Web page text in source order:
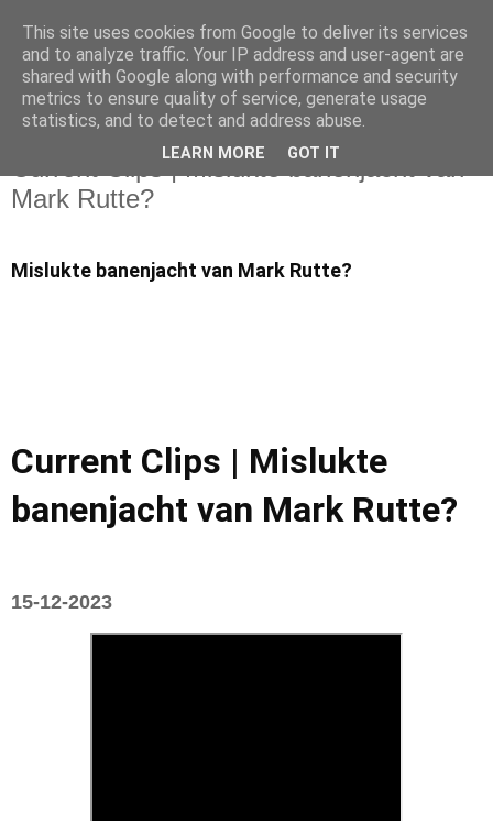
vrijdag 15 december 2023
Current Clips | Mislukte banenjacht van
Mark Rutte?
Mislukte banenjacht van Mark Rutte?
Current Clips | Mislukte
banenjacht van Mark Rutte?
15-12-2023
This site uses cookies from Google to deliver its services
and to analyze traffic. Your IP address and user-agent are
shared with Google along with performance and security
metrics to ensure quality of service, generate usage
statistics, and to detect and address abuse.
LEARN MORE GOT IT